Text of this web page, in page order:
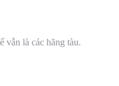
vẫn là các hãng tàu.